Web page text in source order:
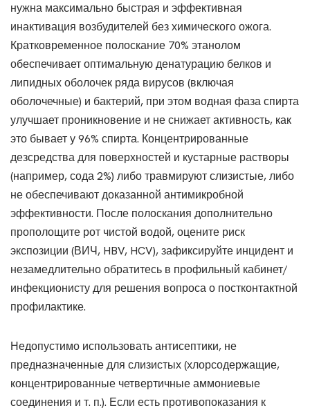
нужна максимально быстрая и эффективная
инактивация возбудителей без химического ожога.
Кратковременное полоскание 70% этанолом
обеспечивает оптимальную денатурацию белков и
липидных оболочек ряда вирусов (включая
оболочечные) и бактерий, при этом водная фаза спирта
улучшает проникновение и не снижает активность, как
это бывает у 96% спирта. Концентрированные
дезсредства для поверхностей и кустарные растворы
(например, сода 2%) либо травмируют слизистые, либо
не обеспечивают доказанной антимикробной
эффективности. После полоскания дополнительно
прополощите рот чистой водой, оцените риск
экспозиции (ВИЧ, HBV, HCV), зафиксируйте инцидент и
незамедлительно обратитесь в профильный кабинет/
инфекционисту для решения вопроса о постконтактной
профилактике.
Недопустимо использовать антисептики, не
предназначенные для слизистых (хлорсодержащие,
концентрированные четвертичные аммониевые
соединения и т. п.). Если есть противопоказания к